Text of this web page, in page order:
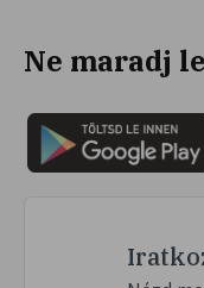
# fertőző
# köhögés
# orrfolyás
# immunrendszer
#
Ne maradj